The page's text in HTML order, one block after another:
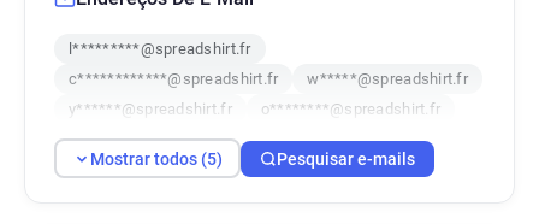
l*********@spreadshirt.fr
c************@spreadshirt.fr
w*****@spreadshirt.fr
y******@spreadshirt.fr
o********@spreadshirt.fr
Mostrar todos (5) Pesquisar e-mails